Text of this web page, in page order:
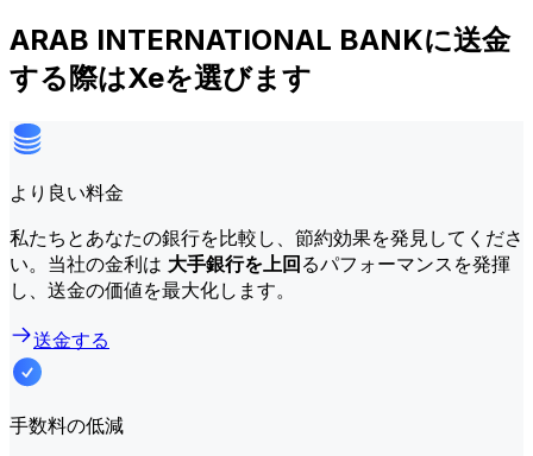
ARAB INTERNATIONAL BANKに送金
する際はXeを選びます
より良い料金
私たちとあなたの銀行を比較し、節約効果を発見してくださ
い。当社の金利は 大手銀行を上回るパフォーマンスを発揮
し、送金の価値を最大化します。
送金する
手数料の低減